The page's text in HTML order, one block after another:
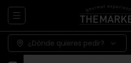
Abrir menu de navegación
¿Dónde quieres pedir?